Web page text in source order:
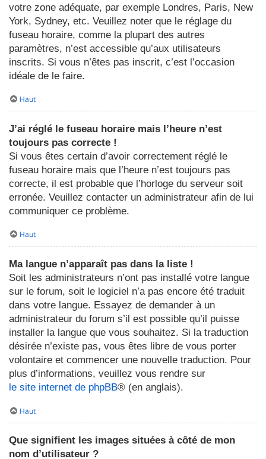
votre zone adéquate, par exemple Londres, Paris, New
York, Sydney, etc. Veuillez noter que le réglage du
fuseau horaire, comme la plupart des autres
paramètres, n’est accessible qu’aux utilisateurs
inscrits. Si vous n’êtes pas inscrit, c’est l’occasion
idéale de le faire.
Haut
J’ai réglé le fuseau horaire mais l’heure n’est
toujours pas correcte !
Si vous êtes certain d’avoir correctement réglé le
fuseau horaire mais que l’heure n’est toujours pas
correcte, il est probable que l’horloge du serveur soit
erronée. Veuillez contacter un administrateur afin de lui
communiquer ce problème.
Haut
Ma langue n’apparaît pas dans la liste !
Soit les administrateurs n’ont pas installé votre langue
sur le forum, soit le logiciel n’a pas encore été traduit
dans votre langue. Essayez de demander à un
administrateur du forum s’il est possible qu’il puisse
installer la langue que vous souhaitez. Si la traduction
désirée n’existe pas, vous êtes libre de vous porter
volontaire et commencer une nouvelle traduction. Pour
plus d’informations, veuillez vous rendre sur
le site internet de phpBB® (en anglais).
Haut
Que signifient les images situées à côté de mon
nom d’utilisateur ?